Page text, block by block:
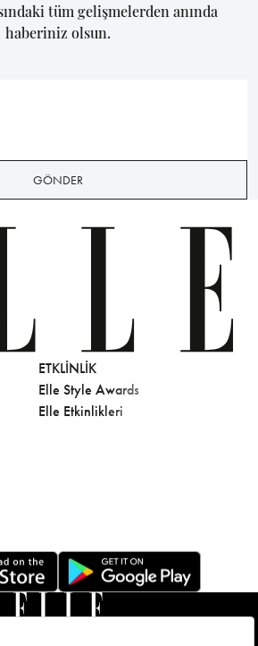
tüm gelişmelerden anında
haberiniz olsun.
GÖNDER
ETKLINLIK
Elle Style Awards
Elle Etkinlikleri